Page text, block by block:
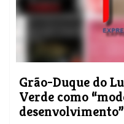
Grão-Duque do
Verde como
desenvolvimento”